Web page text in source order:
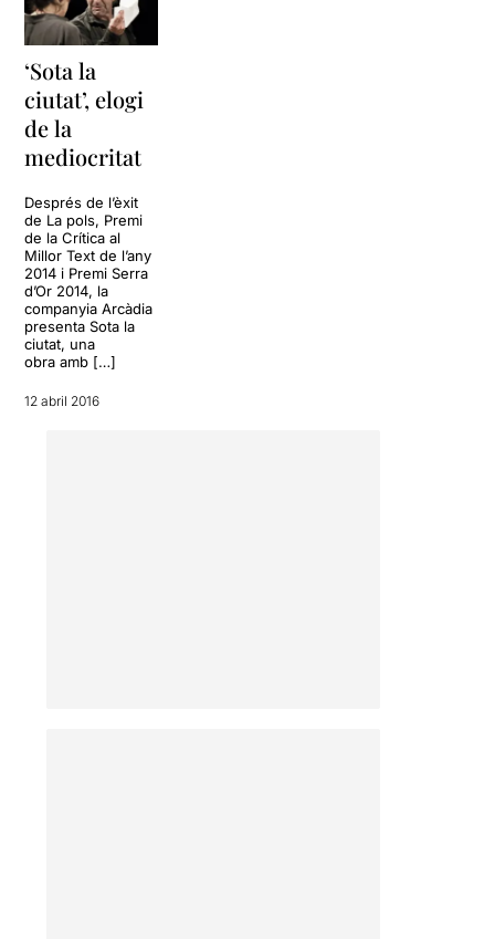
‘Sota la
ciutat’, elogi
de la
mediocritat
Després de l’èxit
de La pols, Premi
de la Crítica al
Millor Text de l’any
2014 i Premi Serra
d’Or 2014, la
companyia Arcàdia
presenta Sota la
ciutat, una
obra amb […]
12 abril 2016